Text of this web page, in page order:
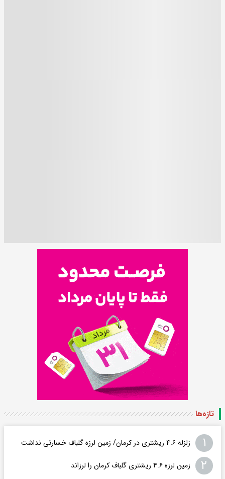
تازه‌ها
۱ زلزله ۴.۶ ریشتری در کرمان/ زمین لرزه گلباف خسارتی نداشت
۲ زمین لرزه ۴.۶ ریشتری گلباف کرمان را لرزاند